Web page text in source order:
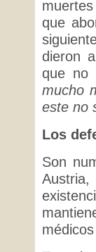
que
dieron
que no
mucho
este no
Los
Son